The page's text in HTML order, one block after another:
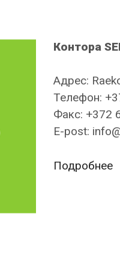
Контора
Адрес:
Телефон:
Факс: +372
E-post:
Подробнее